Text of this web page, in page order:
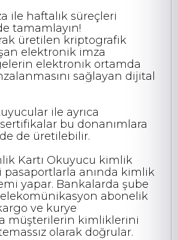
ile haftalık süreçleri
tamamlayın!
üretilen kriptografik
elektronik imza
elektronik ortamda
sağlayan dijital
ile ayrıca
bu donanımlara
de üretilebilir.
Kartı Okuyucu kimlik
pasaportlarla anında kimlik
yapar. Bankalarda şube
abonelik
ve kurye
müşterilerin kimliklerini
olarak doğrular.